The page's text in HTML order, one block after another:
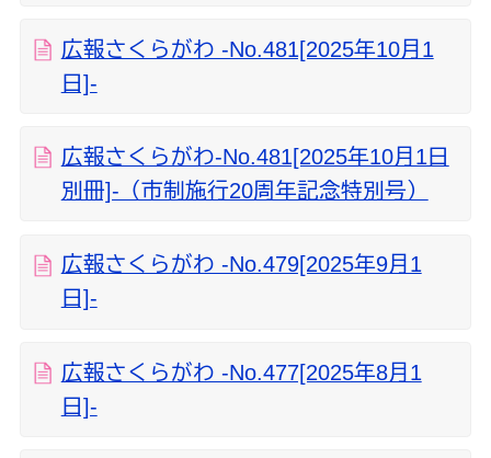
広報さくらがわ -No.481[2025年10月1
日]-
広報さくらがわ-No.481[2025年10月1日
別冊]-（市制施行20周年記念特別号）
広報さくらがわ -No.479[2025年9月1
日]-
広報さくらがわ -No.477[2025年8月1
日]-